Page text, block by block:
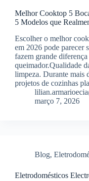
Melhor Cooktop 5
5 Modelos que
Escolher o melhor
em 2026 pode parecer
fazem grande
queimador.Qualidade
limpeza. Durante mais
projetos de cozinhas
março 7, 2026
Blog,
Eletrodomésticos